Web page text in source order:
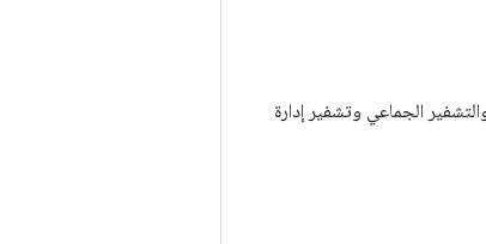
الجماعي وتشفير إدارة